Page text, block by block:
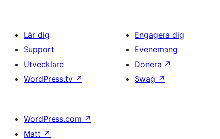
Lär dig
Support
Utvecklare
WordPress.tv ↗
Engagera dig
Evenemang
Donera ↗
Swag ↗
WordPress.com ↗
Matt ↗